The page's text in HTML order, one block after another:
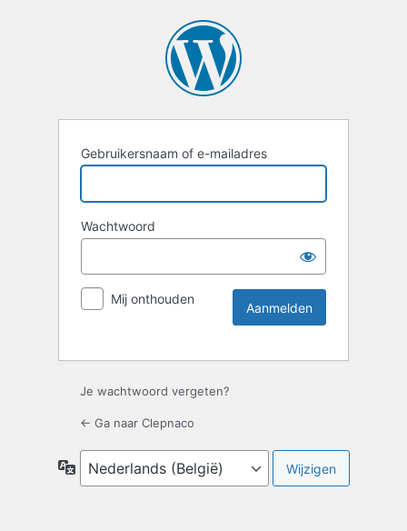
Gebruikersnaam of e-mailadres
Wachtwoord
Mij onthouden
Je wachtwoord vergeten?
← Ga naar Clepnaco
Taal